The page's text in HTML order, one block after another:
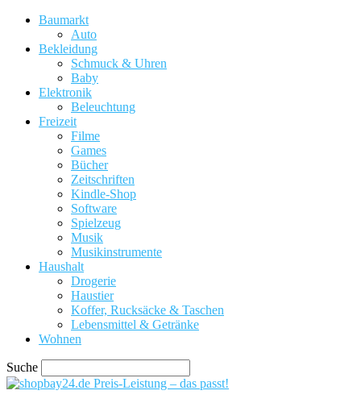
Baumarkt
Auto
Bekleidung
Schmuck & Uhren
Baby
Elektronik
Beleuchtung
Freizeit
Filme
Games
Bücher
Zeitschriften
Kindle-Shop
Software
Spielzeug
Musik
Musikinstrumente
Haushalt
Drogerie
Haustier
Koffer, Rucksäcke & Taschen
Lebensmittel & Getränke
Wohnen
Suche
Preis-Leistung – das passt!